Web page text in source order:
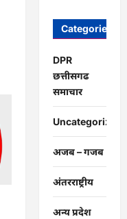
Categories
DPR
छत्तीसगढ
समाचार
Uncategorized
अजब – गजब
अंतरराष्ट्रीय
अन्य प्रदेश